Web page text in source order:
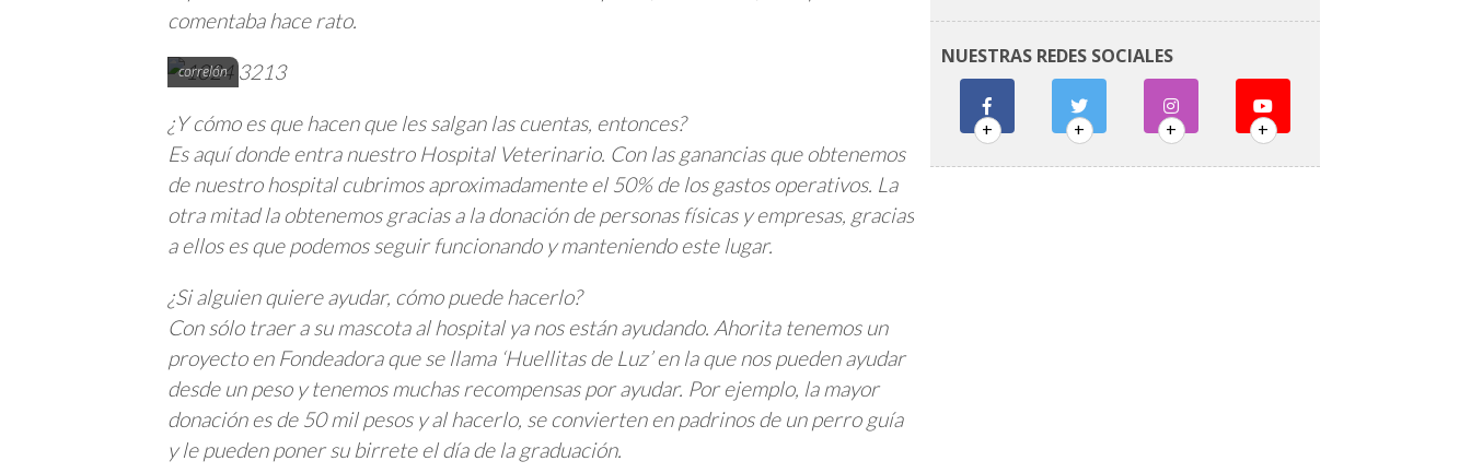
comentaba hace rato.
correlón
¿Y cómo es que hacen que les salgan las cuentas, entonces?
Es aquí donde entra nuestro Hospital Veterinario. Con las ganancias que obtenemos
de nuestro hospital cubrimos aproximadamente el 50% de los gastos operativos. La
otra mitad la obtenemos gracias a la donación de personas físicas y empresas, gracias
a ellos es que podemos seguir funcionando y manteniendo este lugar.
¿Si alguien quiere ayudar, cómo puede hacerlo?
Con sólo traer a su mascota al hospital ya nos están ayudando. Ahorita tenemos un
proyecto en Fondeadora que se llama ‘Huellitas de Luz’ en la que nos pueden ayudar
desde un peso y tenemos muchas recompensas por ayudar. Por ejemplo, la mayor
donación es de 50 mil pesos y al hacerlo, se convierten en padrinos de un perro guía
y le pueden poner su birrete el día de la graduación.
NUESTRAS REDES SOCIALES
+ + + +